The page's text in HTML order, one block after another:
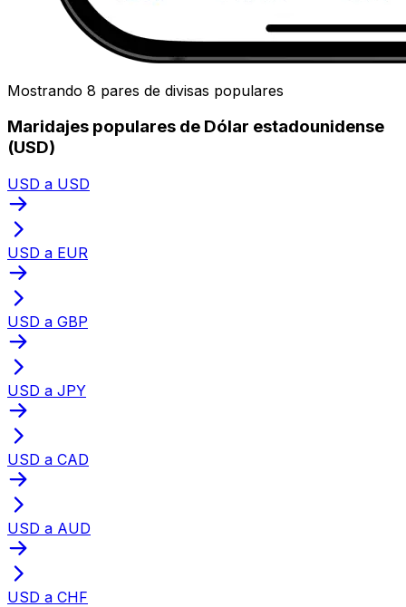
Mostrando 8 pares de divisas populares
Maridajes populares de Dólar estadounidense
(USD)
USD a USD
USD a EUR
USD a GBP
USD a JPY
USD a CAD
USD a AUD
USD a CHF